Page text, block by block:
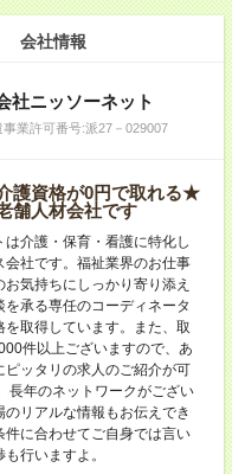
会社情報
社ニッソーネット
業許可番号:派27－029007
護資格が0円で取れる★
舗人材会社です
は介護・保育・看護に特化し
会社です。福祉業界のお仕事
お気持ちにしっかり寄り添え
を承る専任のコーディネータ
を取得しています。また、取
件以上ございますので、あ
ピッタリの求人のご紹介が可
長年のネットワークがござい
のリアルな情報もお伝えでき
件に合わせてご自身では言い
行いますよ。